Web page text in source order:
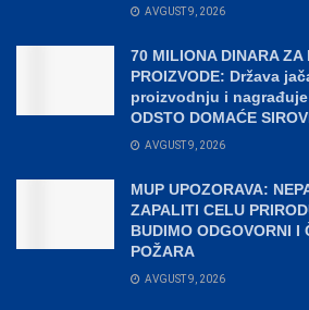
AVGUST 9, 2026
70 MILIONA DINARA ZA
PROIZVODE: Država
proizvodnju i
ODSTO DOMAĆE
AVGUST 9, 2026
MUP UPOZORAVA:
ZAPALITI CELU
BUDIMO ODGOVORNI I
POŽARA
AVGUST 9, 2026